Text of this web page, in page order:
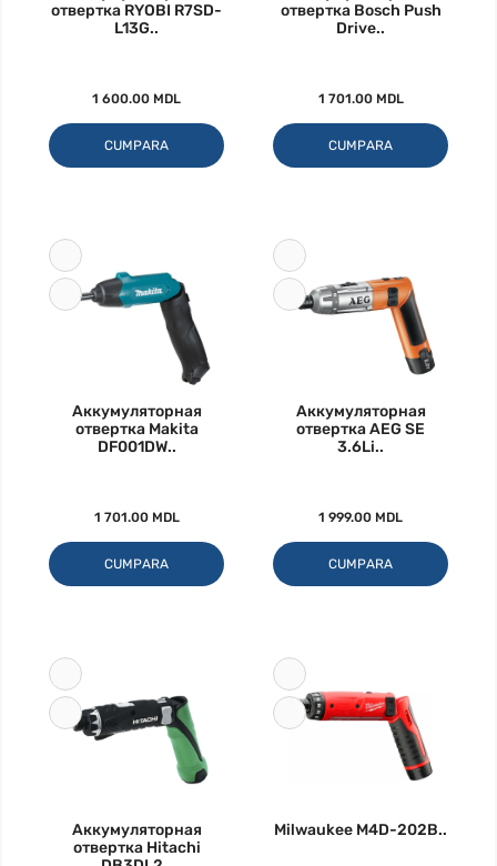
отвертка RYOBI R7SD-
L13G..
1 600.00 MDL
CUMPARA
отвертка Bosch Push
Drive..
1 701.00 MDL
CUMPARA
Аккумуляторная
отвертка Makita
DF001DW..
1 701.00 MDL
CUMPARA
Аккумуляторная
отвертка AEG SE
3.6Li..
1 999.00 MDL
CUMPARA
Аккумуляторная
отвертка Hitachi
Milwaukee M4D-202B..